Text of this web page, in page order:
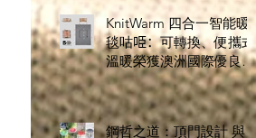
KnitWarm 四合一智能暖
毯咕𠱸：可轉換、便攜式
溫暖榮獲澳洲國際優良設
計獎
鋼哲之道：頂門設計 與